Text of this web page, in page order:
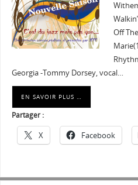
Off
Georgia -Tommy Dorsey, vocal…
EN SAVOIR PLUS …
Partager :
X Facebook